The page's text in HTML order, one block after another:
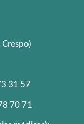
31 57
70 71